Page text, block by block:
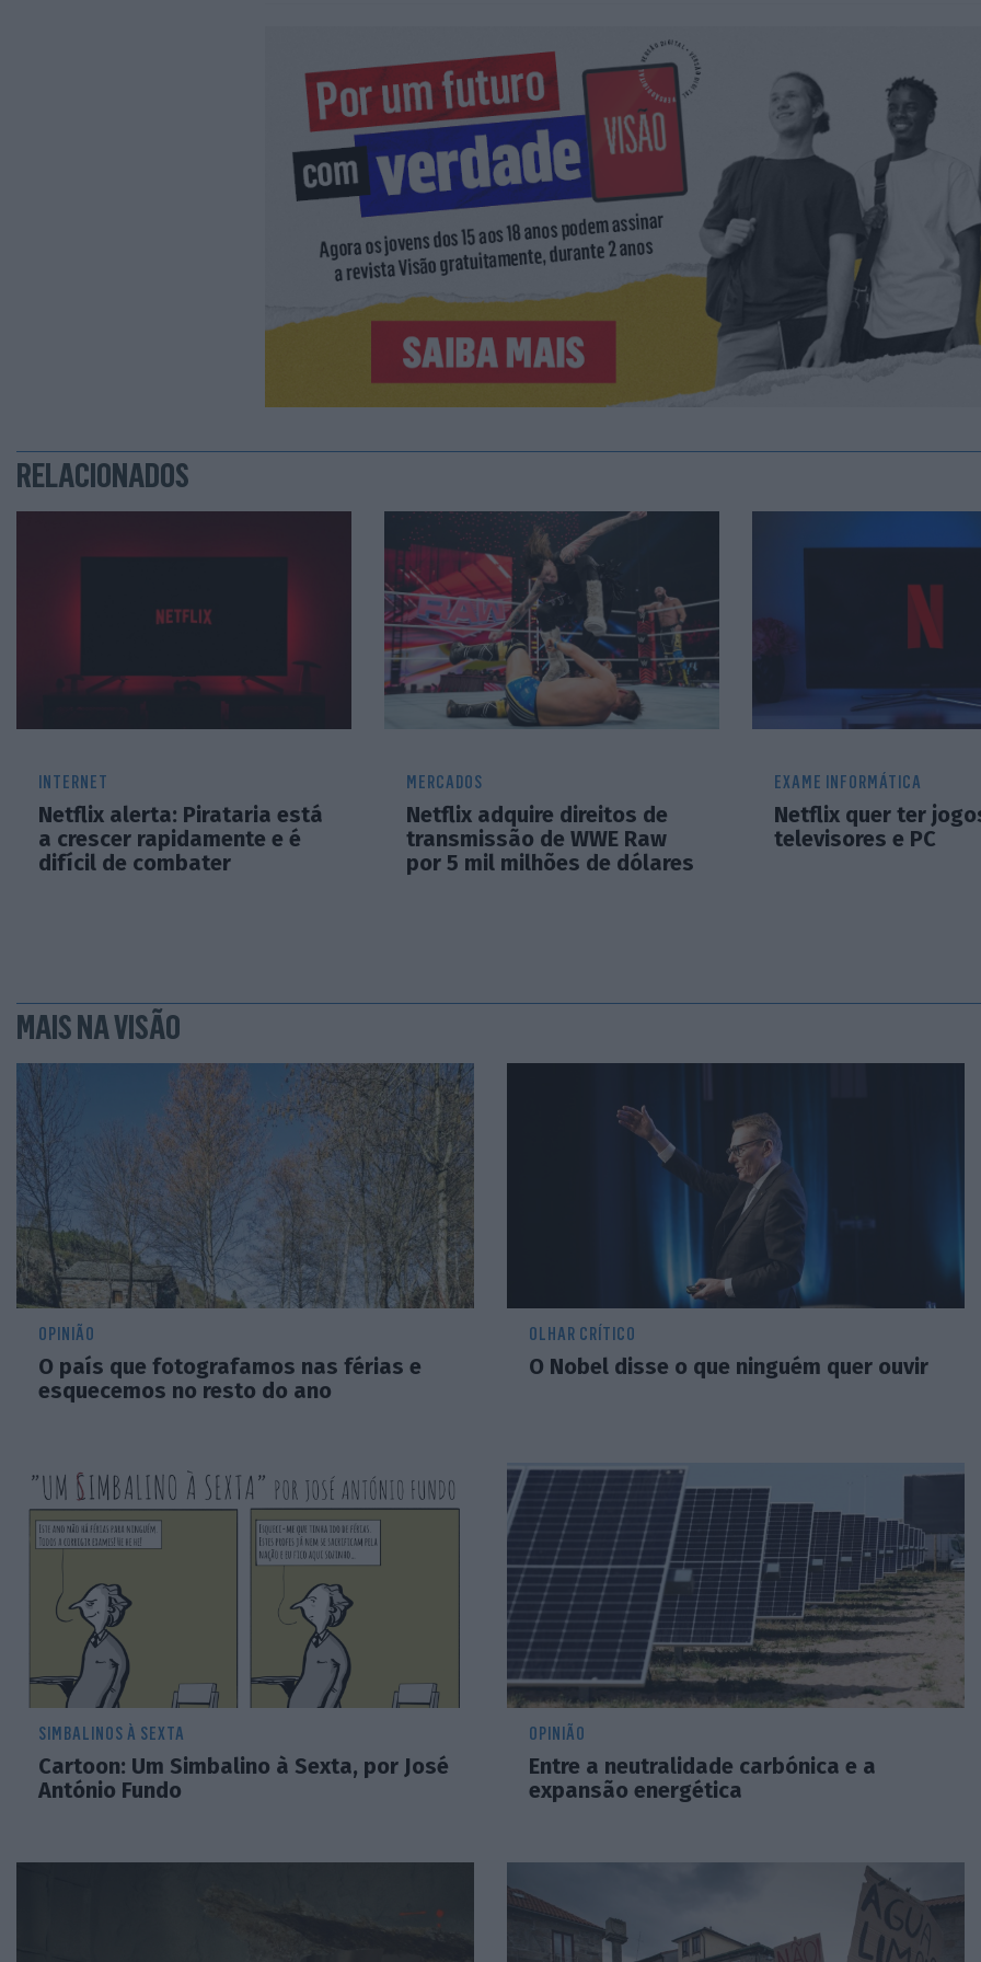
RELACIONADOS
INTERNET
Netflix alerta: Pirataria está
a crescer rapidamente e é
difícil de combater
MERCADOS
Netflix adquire direitos de
transmissão de WWE Raw
por 5 mil milhões de dólares
EXAME INFORMÁTICA
Netflix quer ter
televisores e PC
MAIS NA VISÃO
OPINIÃO
O país que fotografamos nas férias e
esquecemos no resto do ano
OLHAR CRÍTICO
O Nobel disse o que ninguém quer ouvir
SIMBALINOS À SEXTA
Cartoon: Um Simbalino à Sexta, por José
António Fundo
OPINIÃO
Entre a neutralidade carbónica e a
expansão energética